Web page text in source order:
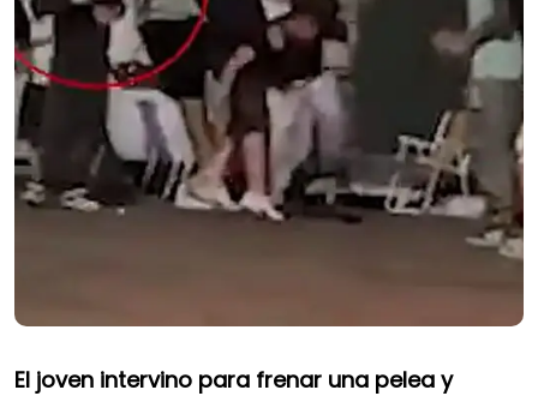
El joven intervino para frenar una pelea y